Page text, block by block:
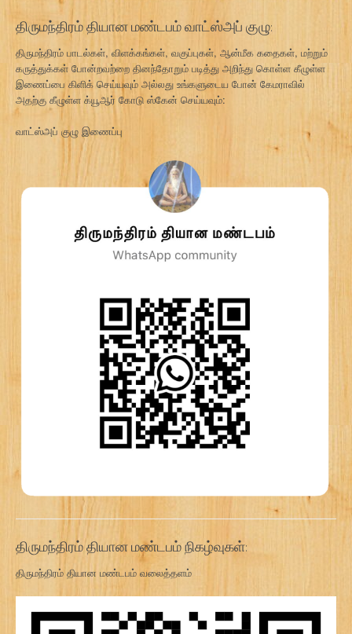
திருமந்திரம் தியான மண்டபம் வாட்ஸ்அப் குழு:
திருமந்திரம் பாடல்கள், விளக்கங்கள், வகுப்புகள், ஆன்மீக கதைகள், மற்றும்
கருத்துக்கள் போன்றவற்றை தினந்தோறும் படித்து அறிந்து கொள்ள கீழுள்ள
இணைப்பை கிளிக் செய்யவும் அல்லது உங்களுடைய போன் கேமராவில்
அதற்கு கீழுள்ள க்யூஆர் கோடு ஸ்கேன் செய்யவும்:
வாட்ஸ்அப் குழு இணைப்பு
திருமந்திரம் தியான மண்டபம் நிகழ்வுகள்:
திருமந்திரம் தியான மண்டபம் வலைத்தளம்